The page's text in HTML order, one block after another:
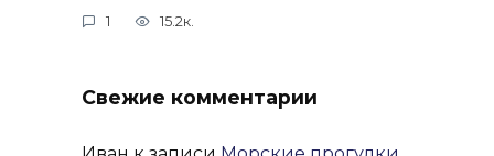
1 15.2к.
Свежие комментарии